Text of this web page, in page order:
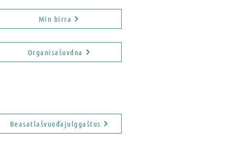
Min birra
Organisašuvdna
Beasatlašvuođajulggaštus